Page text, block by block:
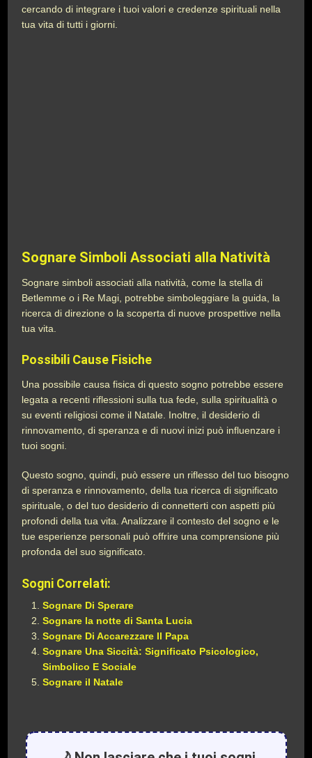
cercando di integrare i tuoi valori e credenze spirituali nella
tua vita di tutti i giorni.
Sognare Simboli Associati alla Natività
Sognare simboli associati alla natività, come la stella di
Betlemme o i Re Magi, potrebbe simboleggiare la guida, la
ricerca di direzione o la scoperta di nuove prospettive nella
tua vita.
Possibili Cause Fisiche
Una possibile causa fisica di questo sogno potrebbe essere
legata a recenti riflessioni sulla tua fede, sulla spiritualità o
su eventi religiosi come il Natale. Inoltre, il desiderio di
rinnovamento, di speranza e di nuovi inizi può influenzare i
tuoi sogni.
Questo sogno, quindi, può essere un riflesso del tuo bisogno
di speranza e rinnovamento, della tua ricerca di significato
spirituale, o del tuo desiderio di connetterti con aspetti più
profondi della tua vita. Analizzare il contesto del sogno e le
tue esperienze personali può offrire una comprensione più
profonda del suo significato.
Sogni Correlati:
Sognare Di Sperare
Sognare la notte di Santa Lucia
Sognare Di Accarezzare Il Papa
Sognare Una Siccità: Significato Psicologico,
Simbolico E Sociale
Sognare il Natale